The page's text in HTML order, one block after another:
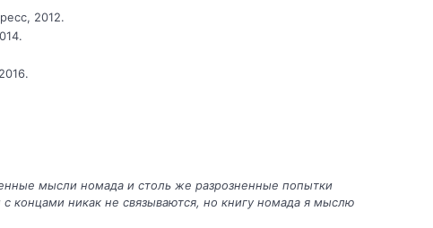
2012.
мысли номада и столь же разроз­ненные попытки
концами никак не свя­зываются, но книгу номада я мыслю